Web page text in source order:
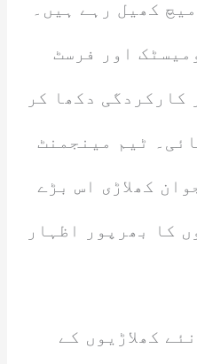
کھیل رہے ہیں۔
اور فرسٹ
کارکردگی دکھا کر
ٹیم مینجمنٹ
کھلاڑی اس بڑے
کا بھرپور اظہار
کھلاڑیوں کے